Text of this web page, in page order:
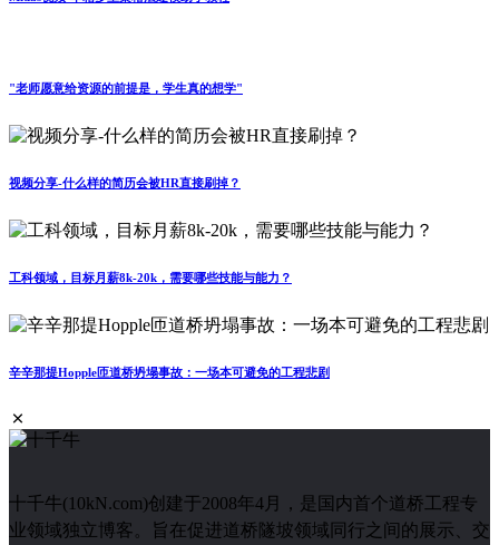
"老师愿意给资源的前提是，学生真的想学"
视频分享-什么样的简历会被HR直接刷掉？
工科领域，目标月薪8k-20k，需要哪些技能与能力？
辛辛那提Hopple匝道桥坍塌事故：一场本可避免的工程悲剧
十千牛(10kN.com)创建于2008年4月，是国内首个道桥工程专
业领域独立博客。旨在促进道桥隧坡领域同行之间的展示、交